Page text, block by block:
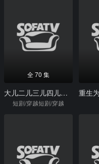
全 70 集
大儿二儿三儿四儿，都是王爷的儿
短剧/穿越短剧/穿越